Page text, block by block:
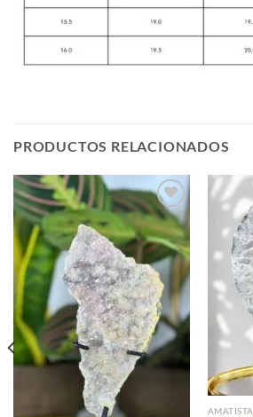
PRODUCTOS RELACIONADOS
Añadir
a la
lista de
deseos
AMATISTA